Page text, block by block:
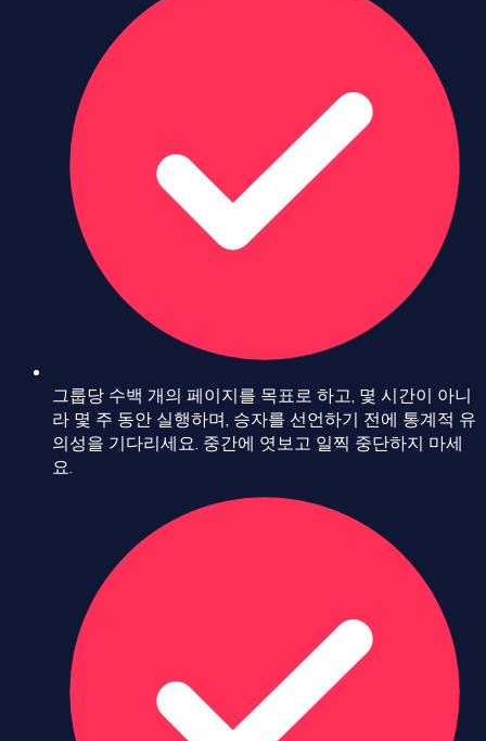
그룹당 수백 개의 페이지를 목표로 하고, 몇 시간이 아니
라 몇 주 동안 실행하며, 승자를 선언하기 전에 통계적 유
의성을 기다리세요. 중간에 엿보고 일찍 중단하지 마세
요.